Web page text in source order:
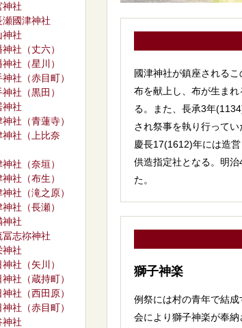
國津神社が鎮座される
布を献上し、布が生ま
る。また、長承3年
され祭事を執り行って
慶長17(1612)年には造
供造指定社となる。明
た。
獅子神楽
例祭には村の青年で結
会により獅子神楽が奉納
神社
瀬國津神社
神社
神社（丈六）
神社（星川）
神社（赤目町）
神社（黒田）
神社
神社（青蓮寺）
神社（上比奈
社（奈垣）
社（布生）
神社（滝之原）
社（長瀬）
神社
冨志祢神社
神社
社（矢川）
社（蔵持町）
社（西田原）
社（赤目町）
神社